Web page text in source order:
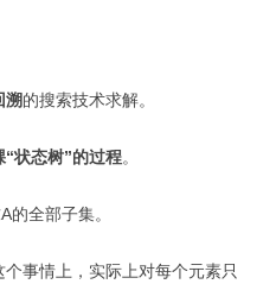
溯的搜索技术求解。
“状态树”的过程。
全部子集。
事情上，实际上对每个元素只